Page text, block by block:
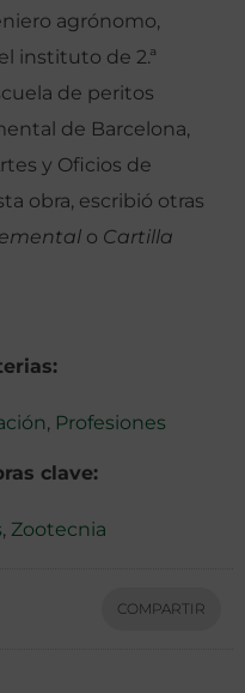
agrónomo,
instituto de 2.ª
de peritos
de Barcelona,
y Oficios de
obra, escribió otras
o Cartilla
, Profesiones
clave:
, Zootecnia
COMPARTIR